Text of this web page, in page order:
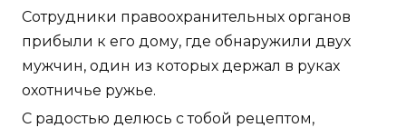
Сотрудники правоохранительных органов
прибыли к его дому, где обнаружили двух
мужчин, один из которых держал в руках
охотничье ружье.
С радостью делюсь с тобой рецептом,